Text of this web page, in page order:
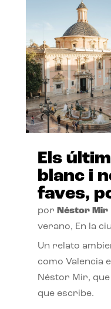
Els
blanc i
faves,
por Néstor Mir|
verano, En la
Un relato
como Valencia
Néstor Mir,
que escribe.